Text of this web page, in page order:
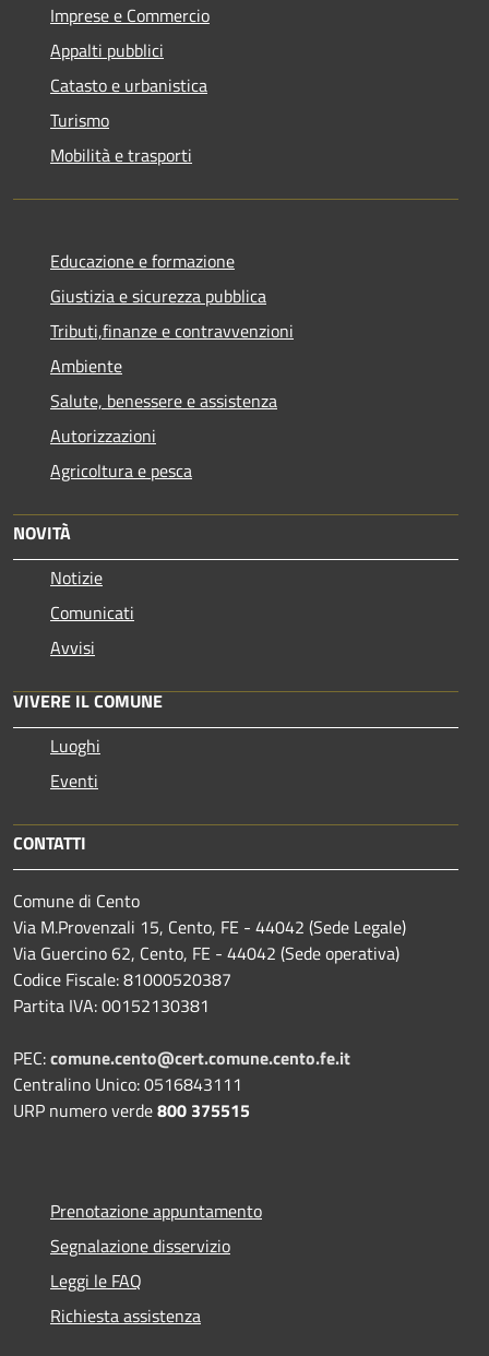
Imprese e Commercio
Appalti pubblici
Catasto e urbanistica
Turismo
Mobilità e trasporti
Educazione e formazione
Giustizia e sicurezza pubblica
Tributi,finanze e contravvenzioni
Ambiente
Salute, benessere e assistenza
Autorizzazioni
Agricoltura e pesca
NOVITÀ
Notizie
Comunicati
Avvisi
VIVERE IL COMUNE
Luoghi
Eventi
CONTATTI
Comune di Cento
Via M.Provenzali 15, Cento, FE - 44042 (Sede Legale)
Via Guercino 62, Cento, FE - 44042 (Sede operativa)
Codice Fiscale: 81000520387
Partita IVA: 00152130381
PEC:comune.cento@cert.comune.cento.fe.it
Centralino Unico: 0516843111
URP numero verde800 375515
Prenotazione appuntamento
Segnalazione disservizio
Leggi le FAQ
Richiesta assistenza